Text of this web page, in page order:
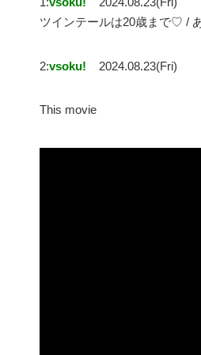
ツインテールは20歳まで♡ /
2:vsoku! 2024.08.23(Fri)
This movie